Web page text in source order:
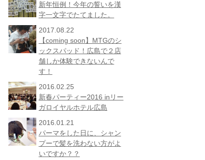
新年恒例！今年の誓いを漢
字一文字でたてました。
2017.08.22
【coming soon】MTGのシ
ックスパッド！広島で２店
舗しか体験できないんで
す！
2016.02.25
新春パーティー2016 inリー
ガロイヤルホテル広島
2016.01.21
パーマをした日に、シャン
プーで髪を洗わない方がよ
いですか？？